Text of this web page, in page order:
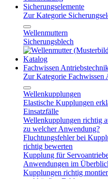
Sicherungselemente
Zur Kategorie
Wellenmuttern
Sicherungsblech
Katalog
Fachwissen
Zur Kategorie Fachwissen
Wellenkupplungen
Elastische Kupplungen
Einsatzfälle
Wellenkupplungen richtig
zu welcher Anwendung?
Fluchtungsfehler bei
richtig bewerten
Kupplung für
Anwendungen im
Kupplungen richtig